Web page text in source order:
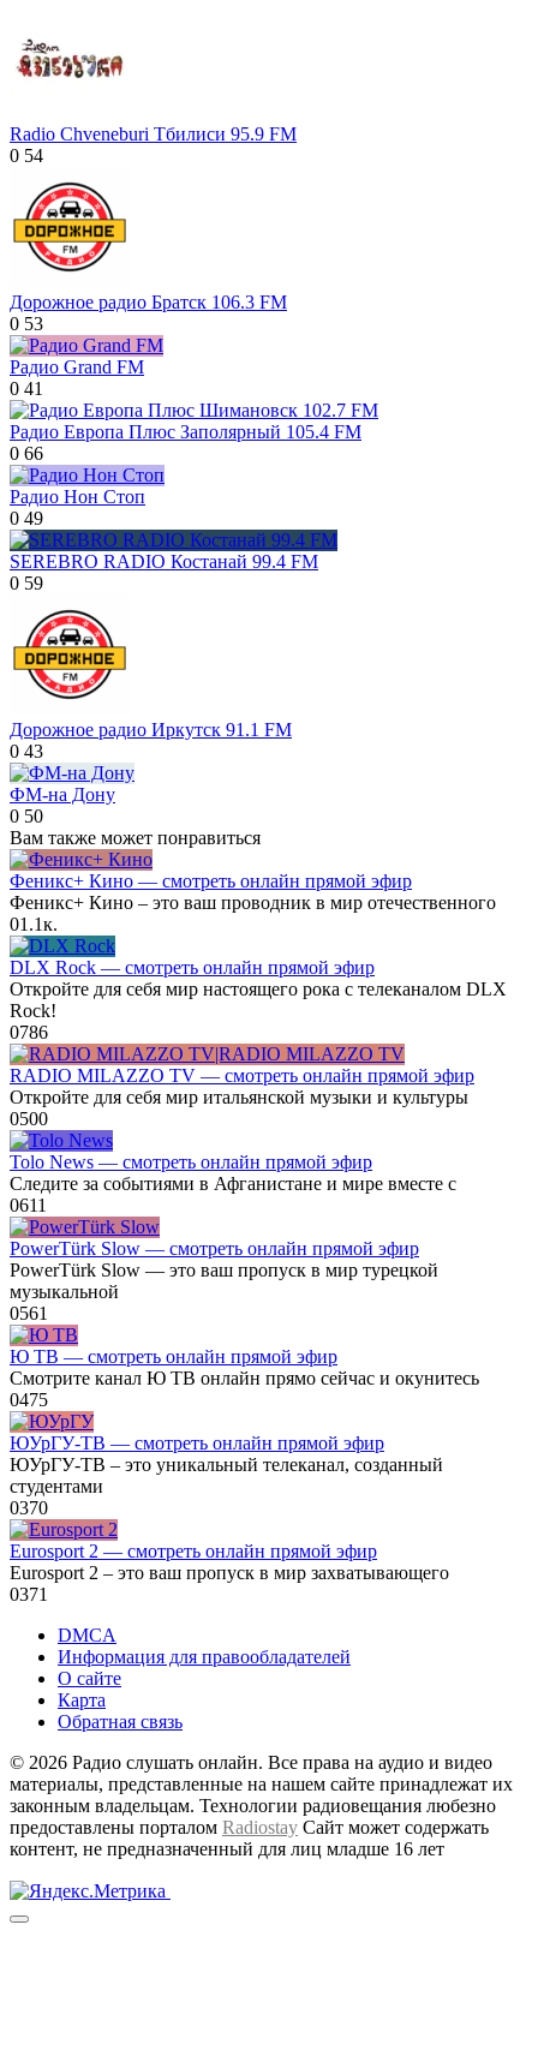
Radio Chveneburi Тбилиси 95.9 FM
0 54
Дорожное радио Братск 106.3 FM
0 53
Радио Grand FM
0 41
Радио Европа Плюс Заполярный 105.4 FM
0 66
Радио Нон Стоп
0 49
SEREBRO RADIO Костанай 99.4 FM
0 59
Дорожное радио Иркутск 91.1 FM
0 43
ФМ-на Дону
0 50
Вам также может понравиться
Феникс+ Кино — смотреть онлайн прямой эфир
Феникс+ Кино – это ваш проводник в мир отечественного
01.1к.
DLX Rock — смотреть онлайн прямой эфир
Откройте для себя мир настоящего рока с телеканалом DLX
Rock!
0786
RADIO MILAZZO TV — смотреть онлайн прямой эфир
Откройте для себя мир итальянской музыки и культуры
0500
Tolo News — смотреть онлайн прямой эфир
Следите за событиями в Афганистане и мире вместе с
0611
PowerTürk Slow — смотреть онлайн прямой эфир
PowerTürk Slow — это ваш пропуск в мир турецкой
музыкальной
0561
Ю ТВ — смотреть онлайн прямой эфир
Смотрите канал Ю ТВ онлайн прямо сейчас и окунитесь
0475
ЮУрГУ-ТВ — смотреть онлайн прямой эфир
ЮУрГУ-ТВ – это уникальный телеканал, созданный
студентами
0370
Eurosport 2 — смотреть онлайн прямой эфир
Eurosport 2 – это ваш пропуск в мир захватывающего
0371
DMCA
Информация для правообладателей
О сайте
Карта
Обратная связь
© 2026 Радио слушать онлайн. Все права на аудио и видео
материалы, представленные на нашем сайте принадлежат их
законным владельцам. Технологии радиовещания любезно
предоставлены порталом Radiostay Сайт может содержать
контент, не предназначенный для лиц младше 16 лет